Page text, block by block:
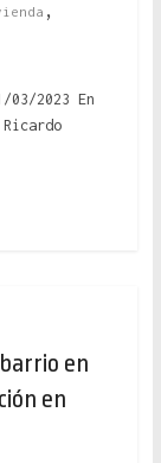
,
2023 En
en
en